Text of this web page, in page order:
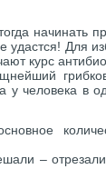
начинать
удастся! Для
курс
у человека в
–